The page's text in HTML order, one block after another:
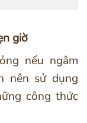
giờ
nếu ngâm
nên sử dụng
công thức